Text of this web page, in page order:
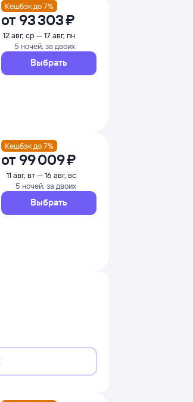
Кешбэк до 7%
от 93 ⁠303 ⁠₽
12 авг, ср — 17 авг, пн
5 ночей, за двоих
Выбрать
Кешбэк до 7%
от 99 ⁠009 ⁠₽
11 авг, вт — 16 авг, вс
5 ночей, за двоих
Выбрать